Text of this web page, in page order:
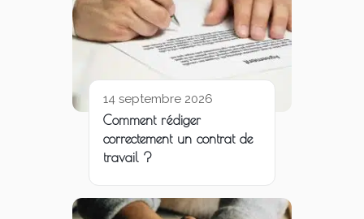
14 septembre 2026
Comment rédiger
correctement un contrat de
travail ?